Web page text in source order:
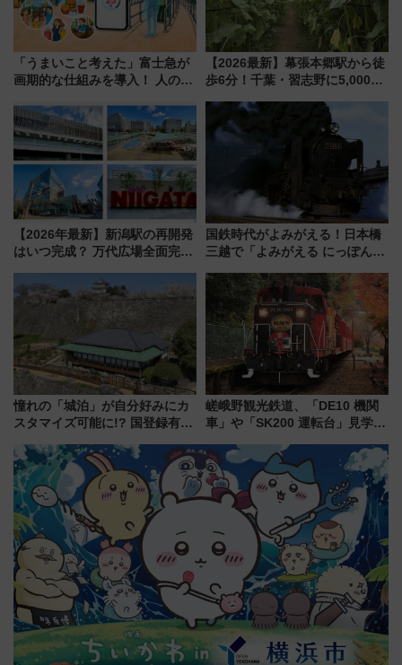
「うまいこと考えた」富士急が
画期的な仕組みを導入！ 人のか
ん」始動
【2026最新】幕張本郷駅から徒
歩6分！千葉・習志野に5,000本
14日までの期間限定公開
【2026年最新】新潟駅の再開発
はいつ完成？ 万代広場全面完成
開発、バスタ新潟構想まで徹底
解説！
国鉄時代がよみがえる！日本橋
三越で「よみがえる にっぽんの
敬の名作写真も、駅弁フェスも
同時開催！
憧れの「城泊」が自分好みにカ
スタマイズ可能に!? 国登録有形
にオーダーメイド型の宿泊プラ
ンが誕生！
嵯峨野観光鉄道、「DE10 機関
車」や「SK200 運転台」見学ツ
トの一環で激レア体験できちゃ
うかも 参加方法やスケジュール
をご紹介